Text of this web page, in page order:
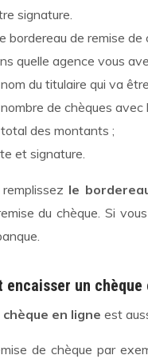
signature.
bordereau de remise de
quelle agence vous
du titulaire qui va
de chèques avec
des montants ;
et signature.
le
du chèque. Si
encaisser un
en ligne est
de chèque par